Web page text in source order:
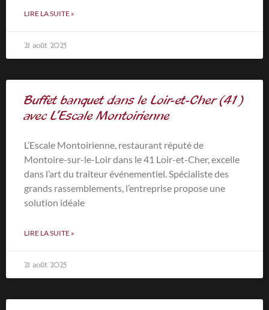
LIRE LA SUITE »
21 août 2025
Buffet banquet dans le Loir-et-Cher (41)
avec L’Escale Montoirienne
L’Escale Montoirienne, restaurant réputé de
Montoire-sur-le-Loir dans le 41 Loir-et-Cher, excelle
dans l’art du traiteur événementiel. Spécialiste des
grands rassemblements, l’entreprise propose une
solution idéale
LIRE LA SUITE »
21 août 2025